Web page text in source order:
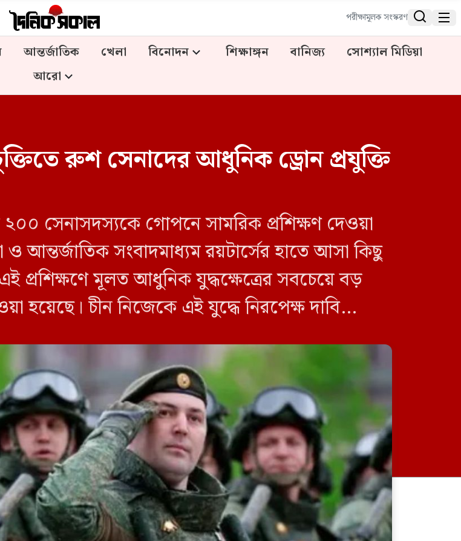
পরীক্ষামূলক সংস্করণ  
আন্তর্জাতিক খেলা বিনোদন শিক্ষাঙ্গন বানিজ্য
সোশ্যাল মিডিয়া
আরো
রুশ সেনাদের আধুনিক ড্রোন প্রযুক্তি
২০০ সেনাসদস্যকে গোপনে সামরিক প্রশিক্ষণ দেওয়া
আন্তর্জাতিক সংবাদমাধ্যম রয়টার্সের হাতে আসা কিছু
প্রশিক্ষণে মূলত আধুনিক যুদ্ধক্ষেত্রের সবচেয়ে বড়
হয়েছে। চীন নিজেকে এই যুদ্ধে নিরপেক্ষ দাবি